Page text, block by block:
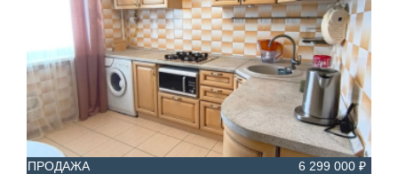
ПРОДАЖА 6 299 000 ₽